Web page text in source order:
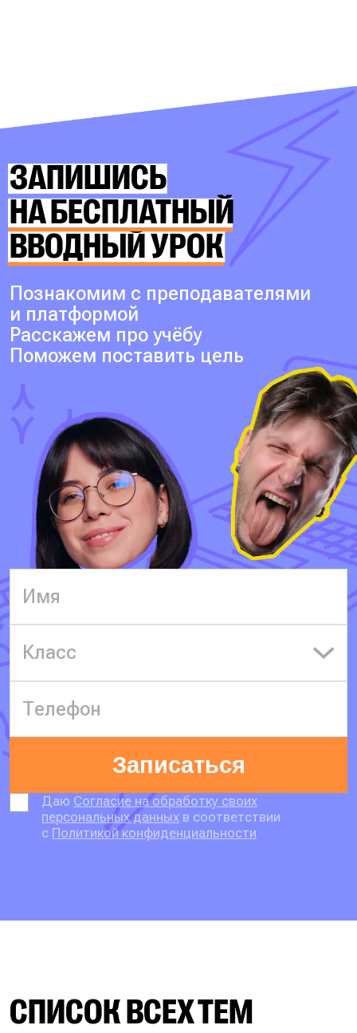
ЗАПИШИСЬ
НА БЕСПЛАТНЫЙ
ВВОДНЫЙ УРОК
Познакомим с преподавателями
и платформой
Расскажем про учёбу
Поможем поставить цель
Класс
Записаться
Даю Согласие на обработку своих
персональных данных в соответствии
с Политикой конфиденциальности
СПИСОК ВСЕХ ТЕМ